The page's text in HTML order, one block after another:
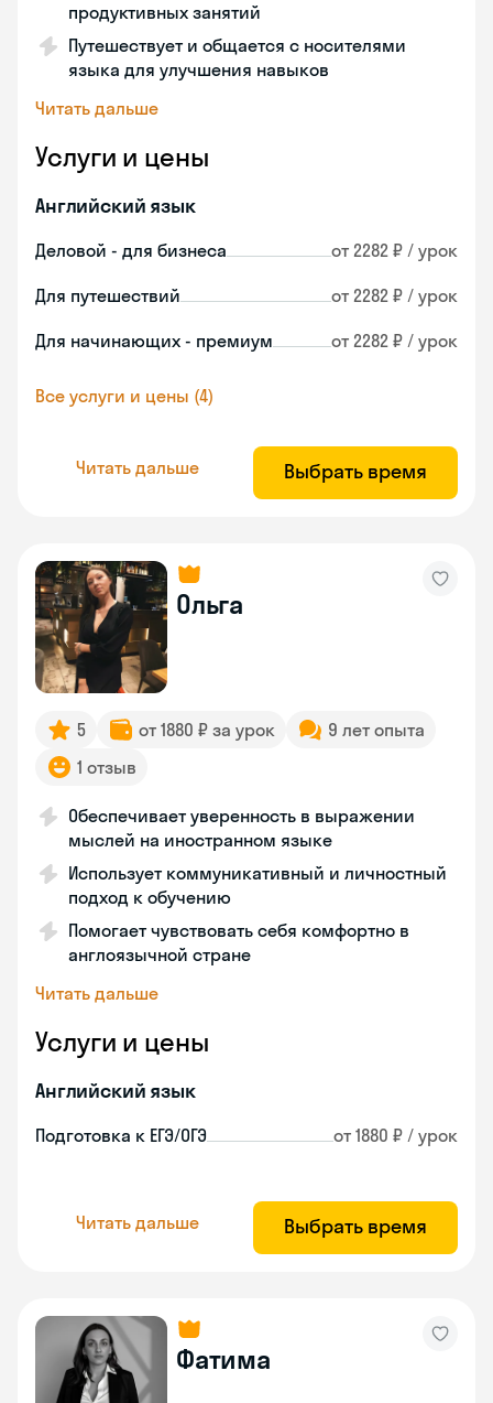
продуктивных занятий
Путешествует и общается с носителями
языка для улучшения навыков
Читать дальше
Услуги и цены
Английский язык
Деловой - для бизнеса от 2282 ₽ / урок
Для путешествий от 2282 ₽ / урок
Для начинающих - премиум от 2282 ₽ / урок
Все услуги и цены (4)
Читать дальше Выбрать время
Ольга
5 от 1880 ₽ за урок
9 лет опыта
1 отзыв
Обеспечивает уверенность в выражении
мыслей на иностранном языке
Использует коммуникативный и личностный
подход к обучению
Помогает чувствовать себя комфортно в
англоязычной стране
Читать дальше
Услуги и цены
Английский язык
Подготовка к ЕГЭ/ОГЭ от 1880 ₽ / урок
Читать дальше Выбрать время
Фатима